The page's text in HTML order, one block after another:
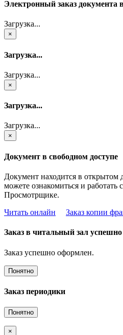
Электронный заказ документа
Загрузка...
×
Загрузка...
Загрузка...
×
Загрузка...
Загрузка...
×
Документ в свободном доступе
Документ находится в
можете ознакомиться и
Просмотрщике.
Читать онлайн
Заказ копии
Заказ в читальный зал
Заказ успешно оформлен.
Понятно
Заказ периодики
Понятно
×